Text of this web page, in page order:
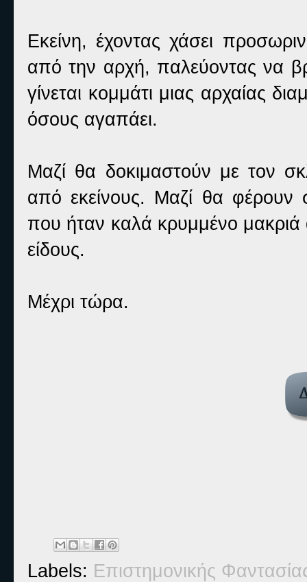
Εκείνη, έχοντας χάσει
από την αρχή, παλεύοντας να
γίνεται κομμάτι μιας αρχαίας
όσους αγαπάει.
Μαζί θα δοκιμαστούν με τον
από εκείνους. Μαζί θα φέρουν
που ήταν καλά κρυμμένο μακριά
είδους.
Μέχρι τώρα.
Labels: Επιστημονικής